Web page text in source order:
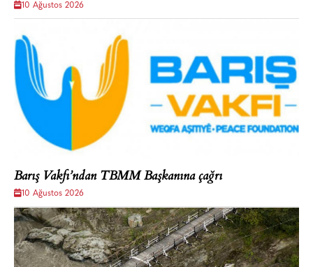
10 Ağustos 2026
Barış Vakfı’ndan TBMM Başkanına çağrı
10 Ağustos 2026